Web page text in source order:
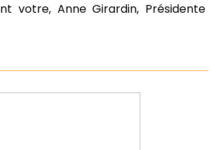
votre, Anne Girardin, Présidente